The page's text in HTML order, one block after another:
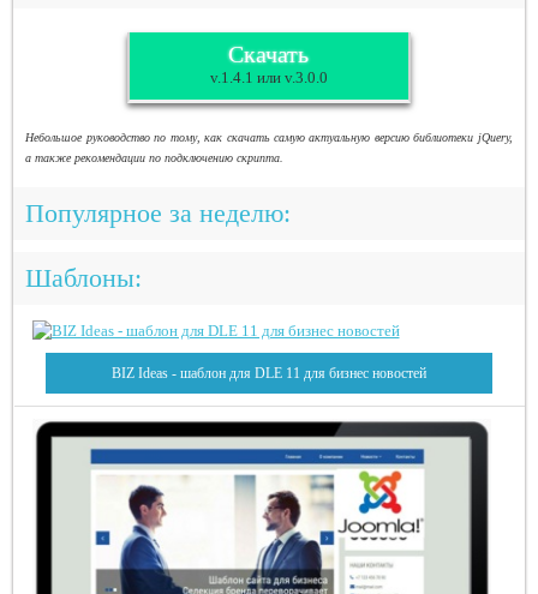
Скачать
v.1.4.1 или v.3.0.0
Небольшое руководство по тому, как скачать самую актуальную версию библиотеки jQuery,
а также рекомендации по подключению скрипта.
Популярное за неделю:
Шаблоны:
BIZ Ideas - шаблон для DLE 11 для бизнес новостей